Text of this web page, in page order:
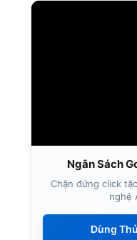
Ngân Sách
Chặn đứng click
nghệ
Dùng